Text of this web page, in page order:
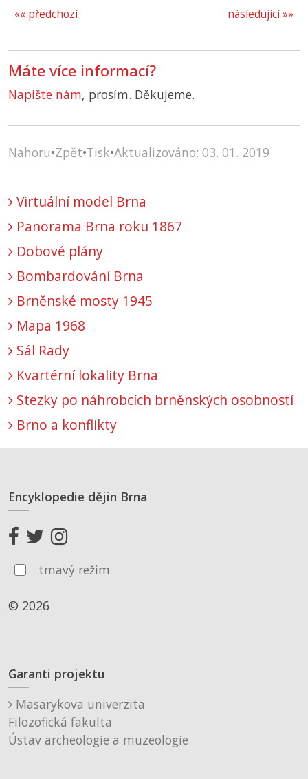
následující »»
«« předchozí
Máte více informací?
Napište nám, prosím. Děkujeme.
Nahoru•Zpět•Tisk•Aktualizováno: 03. 01. 2019
Virtuální model Brna
Panorama Brna roku 1867
Dobové plány
Bombardování Brna
Brněnské mosty 1945
Mapa 1968
Sál Rady
Kvartérní lokality Brna
Stezky po náhrobcích brněnských osobností
Brno a konflikty
Encyklopedie dějin Brna
tmavý režim
© 2026
Garanti projektu
Masarykova univerzita
Filozofická fakulta
Ústav archeologie a muzeologie